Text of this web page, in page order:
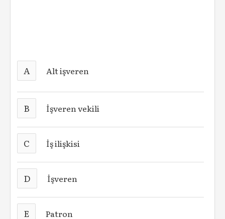
A Alt işveren
B İşveren vekili
C İş ilişkisi
D İşveren
E Patron